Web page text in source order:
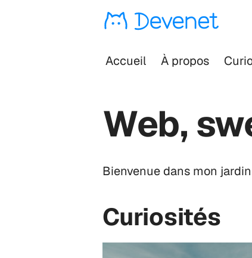
Accueil À propos
Web,
Bienvenue dans mon
Curiosités